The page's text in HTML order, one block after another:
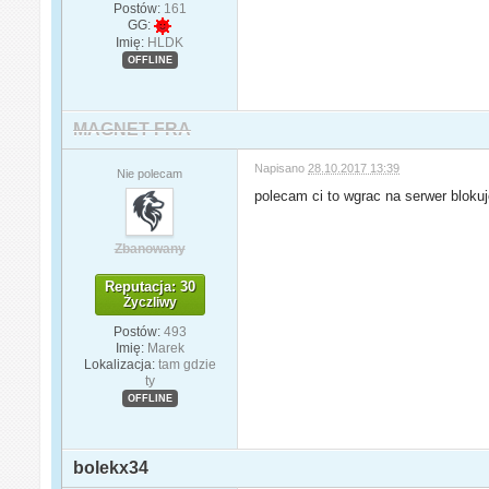
Postów: 161
GG:
Imię: HLDK
OFFLINE
MAGNET FRA
Nie polecam
Zbanowany
Reputacja: 30
Życzliwy
Postów: 493
Imię: Marek
Lokalizacja: tam gdzie
ty
OFFLINE
Napisano 28.10.2017 13:39
polecam ci to wgrac na serwer
bolekx34